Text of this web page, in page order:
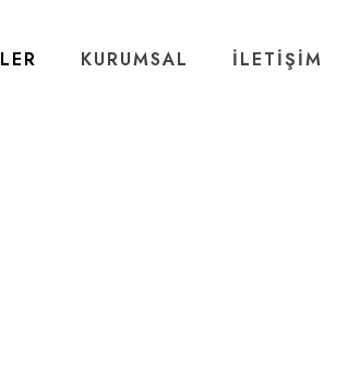
KURUMSAL İLETİŞİM